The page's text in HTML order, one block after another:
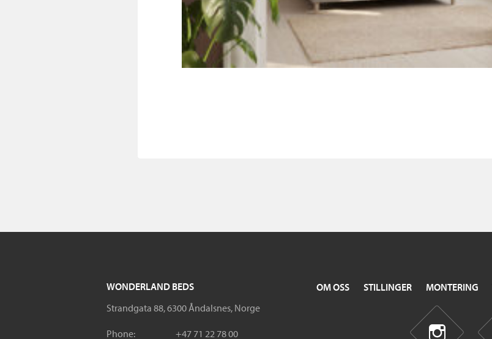
OM OSS STILLINGER MONTERING
WONDERLAND BEDS
Strandgata 88, 6300 Åndalsnes, Norge
Phone: +47 71 22 78 00